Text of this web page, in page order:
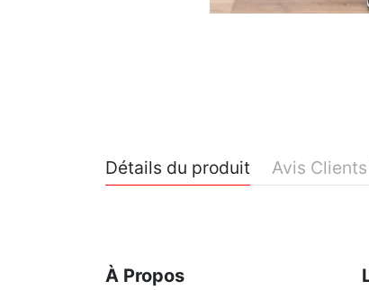
Détails du produit Avis
À Propos